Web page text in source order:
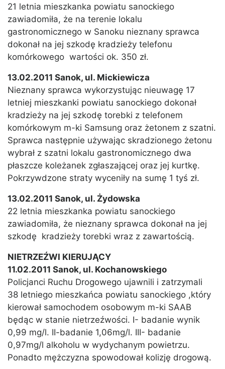
21 letnia mieszkanka powiatu sanockiego
zawiadomiła, że na terenie lokalu
gastronomicznego w Sanoku nieznany sprawca
dokonał na jej szkodę kradzieży telefonu
komórkowego wartości ok. 350 zł.
13.02.2011 Sanok, ul. Mickiewicza
Nieznany sprawca wykorzystując nieuwagę 17
letniej mieszkanki powiatu sanockiego dokonał
kradzieży na jej szkodę torebki z telefonem
komórkowym m-ki Samsung oraz żetonem z szatni.
Sprawca następnie używając skradzionego żetonu
wybrał z szatni lokalu gastronomicznego dwa
płaszcze koleżanek zgłaszającej oraz jej kurtkę.
Pokrzywdzone straty wyceniły na sumę 1 tyś zł.
13.02.2011 Sanok, ul. Żydowska
22 letnia mieszkanka powiatu sanockiego
zawiadomiła, że nieznany sprawca dokonał na jej
szkodę kradzieży torebki wraz z zawartością.
NIETRZEŹWI KIERUJĄCY
11.02.2011 Sanok, ul. Kochanowskiego
Policjanci Ruchu Drogowego ujawnili i zatrzymali
38 letniego mieszkańca powiatu sanockiego ,który
kierował samochodem osobowym m-ki SAAB
będąc w stanie nietrzeźwości. I- badanie wynik
0,99 mg/l. II-badanie 1,06mg/l. III- badanie
0,97mg/l alkoholu w wydychanym powietrzu.
Ponadto mężczyzna spowodował kolizję drogową.